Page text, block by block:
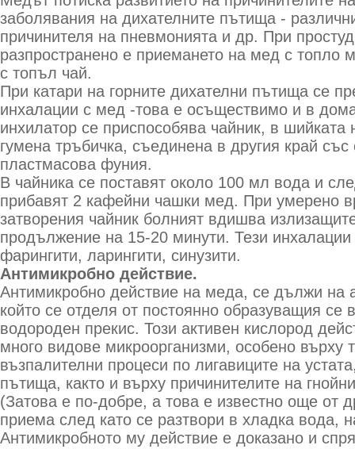
заболявания на дихателните пътища -
причинителя на пневмонията и др. При
разпространено е приемането на мед с топло
с топъл чай.
При катари на горните дихателни пътища се
инхалации с мед -това е осъществимо и в
инхилатор се приспособява чайник, в шийката
гумена тръбичка, съединена в другия край
пластмасова фуния.
В чайника се поставят около 100 мл вода и
прибавят 2 кафейни чашки мед. При умерено
затворения чайник болният вдишва
продължение на 15-20 минути. Тези инхалации
фарингити, ларингити, синузити.
Антимикробно действие.
Антимикробно действие на меда, се дължи на
който се отделя от постоянно образуващия се
водороден прекис. Този активен кислород
много видове микроорганизми, особено върху
възпалителни процеси по лигавиците на
пътища, както и върху причинителите на
(Затова е по-добре, а това е известно още от
приема след като се разтвори в хладка вода,
Антимикробното му действие е доказано и